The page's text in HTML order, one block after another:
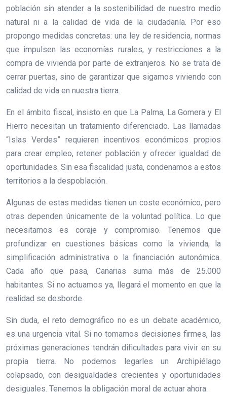
población sin atender a la sostenibilidad de nuestro medio
natural ni a la calidad de vida de la ciudadanía. Por eso
propongo medidas concretas: una ley de residencia, normas
que impulsen las economías rurales, y restricciones a la
compra de vivienda por parte de extranjeros. No se trata de
cerrar puertas, sino de garantizar que sigamos viviendo con
calidad de vida en nuestra tierra.
En el ámbito fiscal, insisto en que La Palma, La Gomera y El
Hierro necesitan un tratamiento diferenciado. Las llamadas
“Islas Verdes” requieren incentivos económicos propios
para crear empleo, retener población y ofrecer igualdad de
oportunidades. Sin esa fiscalidad justa, condenamos a estos
territorios a la despoblación.
Algunas de estas medidas tienen un coste económico, pero
otras dependen únicamente de la voluntad política. Lo que
necesitamos es coraje y compromiso. Tenemos que
profundizar en cuestiones básicas como la vivienda, la
simplificación administrativa o la financiación autonómica.
Cada año que pasa, Canarias suma más de 25.000
habitantes. Si no actuamos ya, llegará el momento en que la
realidad se desborde.
Sin duda, el reto demográfico no es un debate académico,
es una urgencia vital. Si no tomamos decisiones firmes, las
próximas generaciones tendrán dificultades para vivir en su
propia tierra. No podemos legarles un Archipiélago
colapsado, con desigualdades crecientes y oportunidades
desiguales. Tenemos la obligación moral de actuar ahora.